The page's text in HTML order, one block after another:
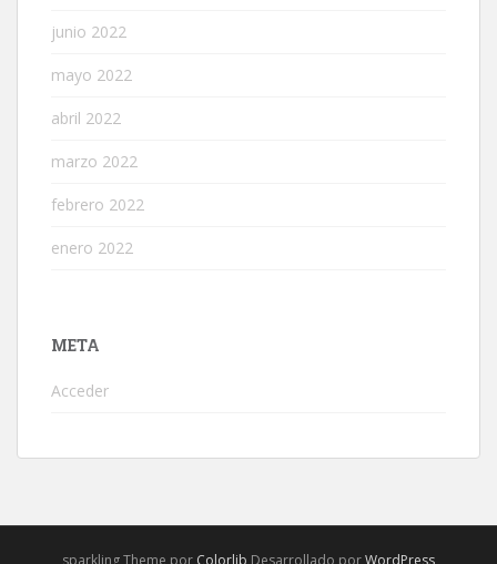
junio 2022
mayo 2022
abril 2022
marzo 2022
febrero 2022
enero 2022
META
Acceder
sparkling Theme por Colorlib Desarrollado porWordPress